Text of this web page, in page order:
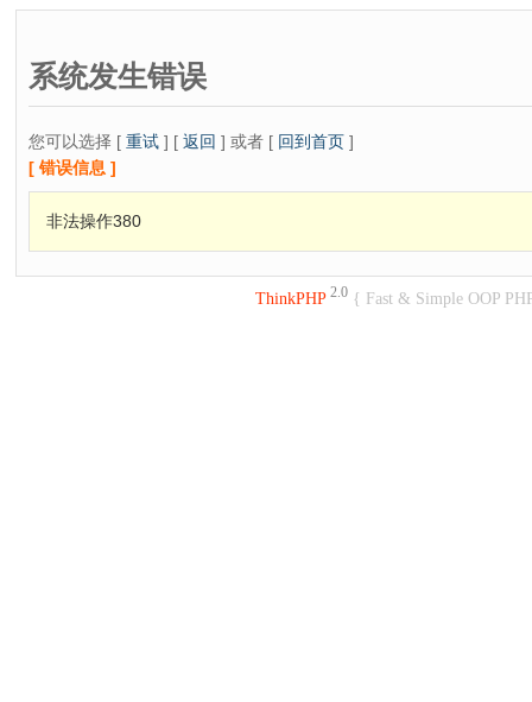
系统发生错误
您可以选择 [ 重试 ] [ 返回 ] 或者 [ 回到首页 ]
[ 错误信息 ]
非法操作380
ThinkPHP 2.0 { Fast & Simple OOP